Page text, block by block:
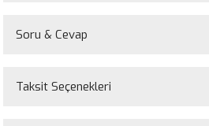
Soru & Cevap
Ürün hakkında henüz soru
Taksit Seçenekleri